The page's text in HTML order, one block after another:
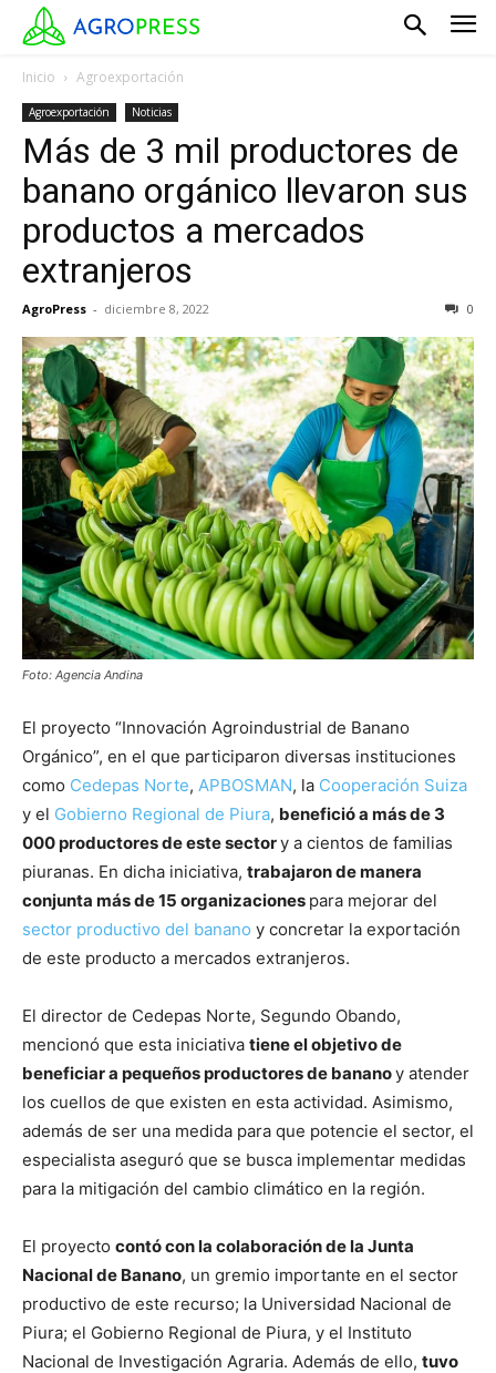
Inicio Agroexportación
Agroexportación Noticias
Más de 3 mil productores de
banano orgánico llevaron sus
productos a mercados
extranjeros
AgroPress - diciembre 8, 2022 0
Foto: Agencia Andina
El proyecto “Innovación Agroindustrial de Banano
Orgánico”, en el que participaron diversas instituciones
como Cedepas Norte, APBOSMAN, la Cooperación Suiza
y el Gobierno Regional de Piura, benefició a más de 3
000 productores de este sectory a cientos de familias
piuranas. En dicha iniciativa, trabajaron de manera
conjunta más de 15 organizaciones para mejorar del
sector productivo del banano y concretar la exportación
de este producto a mercados extranjeros.
El director de Cedepas Norte, Segundo Obando,
mencionó que esta iniciativa tiene el objetivo de
beneficiar a pequeños productores de bananoy atender
los cuellos de que existen en esta actividad. Asimismo,
además de ser una medida para que potencie el sector, el
especialista aseguró que se busca implementar medidas
para la mitigación del cambio climático en la región.
El proyecto contó con la colaboración de la Junta
Nacional de Banano, un gremio importante en el sector
productivo de este recurso; la Universidad Nacional de
Piura; el Gobierno Regional de Piura, y el Instituto
Nacional de Investigación Agraria. Además de ello, tuvo